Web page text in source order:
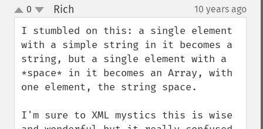
up
down
0 Rich 10 years ago
I stumbled on this: a single element
with a simple string in it becomes a
string, but a single element with a
*space* in it becomes an Array, with
one element, the string space.
I'm sure to XML mystics this is wise